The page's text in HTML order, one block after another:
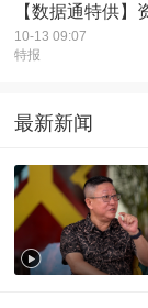
【数据通特供
10-13 09:07
特报
最新新闻